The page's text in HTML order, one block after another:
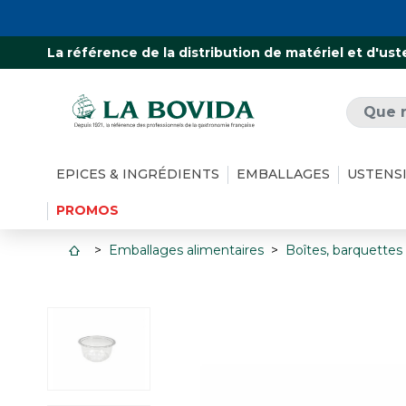
La référence de la distribution de matériel et
EPICES & INGRÉDIENTS EMBALLAGES
PROMOS
Emballages alimentaires Boîtes,